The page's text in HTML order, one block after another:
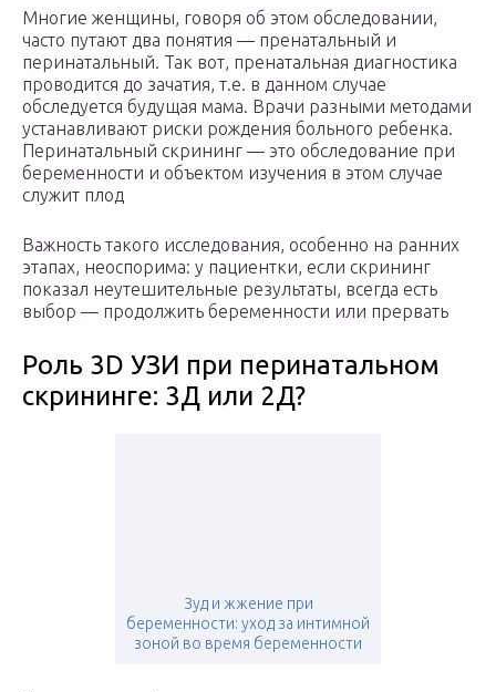
Многие женщины, говоря об этом обследовании,
часто путают два понятия — пренатальный и
перинатальный. Так вот, пренатальная диагностика
проводится до зачатия, т.е. в данном случае
обследуется будущая мама. Врачи разными методами
устанавливают риски рождения больного ребенка.
Перинатальный скрининг — это обследование при
беременности и объектом изучения в этом случае
служит плод
Важность такого исследования, особенно на ранних
этапах, неоспорима: у пациентки, если скрининг
показал неутешительные результаты, всегда есть
выбор — продолжить беременности или прервать
Роль 3D УЗИ при перинатальном
скрининге: 3Д или 2Д?
Зуд и жжение при
беременности: уход за интимной
зоной во время беременности